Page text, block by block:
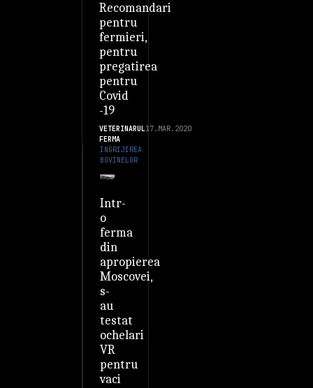
Recomandari
pentru
fermieri,
pentru
pregatirea
pentru
Covid
-19
VETERINARUL
FERMA
17.MAR.2020
INGRIJIREA
BOVINELOR
Intr-
o
ferma
din
apropierea
Moscovei,
s-
au
testat
ochelari
VR
pentru
vaci